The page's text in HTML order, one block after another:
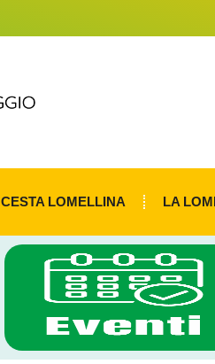
CESTA LOMELLINA LA